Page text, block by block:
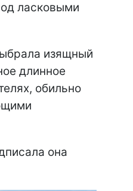
ласковыми
изящный
длинное
обильно
она